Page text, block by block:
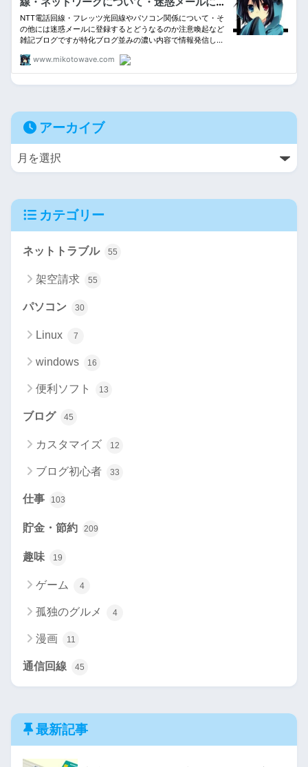
アーカイブ
カテゴリー
ネットトラブル 55
架空請求 55
パソコン 30
Linux 7
windows 16
便利ソフト 13
ブログ 45
カスタマイズ 12
ブログ初心者 33
仕事 103
貯金・節約 209
趣味 19
ゲーム 4
孤独のグルメ 4
漫画 11
通信回線 45
最新記事